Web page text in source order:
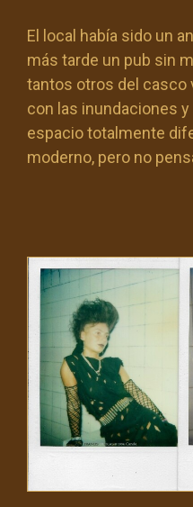
El local había sido un
más tarde un pub sin
tantos otros del casco
con las inundaciones
espacio totalmente
moderno, pero no